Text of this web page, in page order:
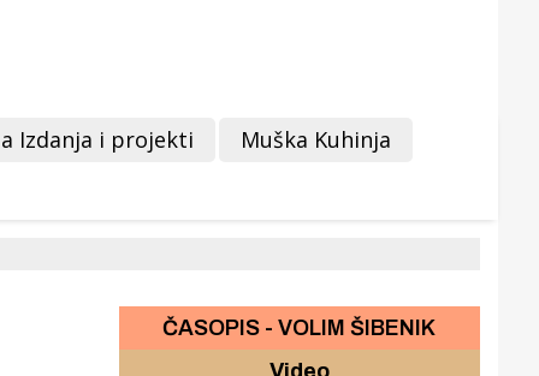
Izdanja i projekti Muška Kuhinja
ČASOPIS - VOLIM ŠIBENIK
Video